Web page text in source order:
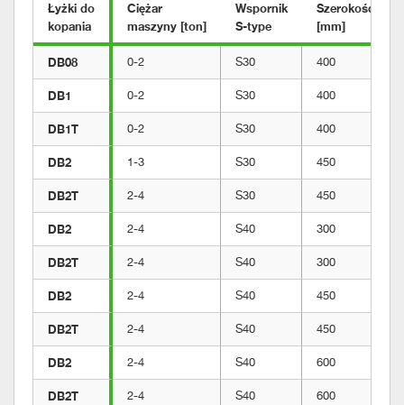
Łyżki do
kopania
Ciężar
maszyny [ton]
Wspornik
S-type
Szerokość
[mm]
DB08 0-2 S30 400
DB1 0-2 S30 400
DB1T 0-2 S30 400
DB2 1-3 S30 450
DB2T 2-4 S30 450
DB2 2-4 S40 300
DB2T 2-4 S40 300
DB2 2-4 S40 450
DB2T 2-4 S40 450
DB2 2-4 S40 600
DB2T 2-4 S40 600